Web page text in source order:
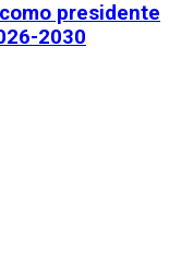
presidente
2030